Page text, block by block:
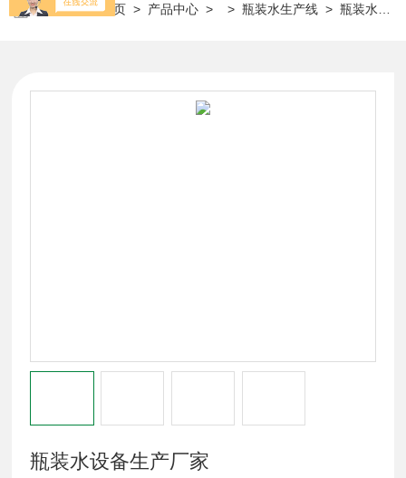
当前位置：首页 > 产品中心 > >瓶装水生产线 > 瓶装水设备生产厂家
瓶装水设备生产厂家